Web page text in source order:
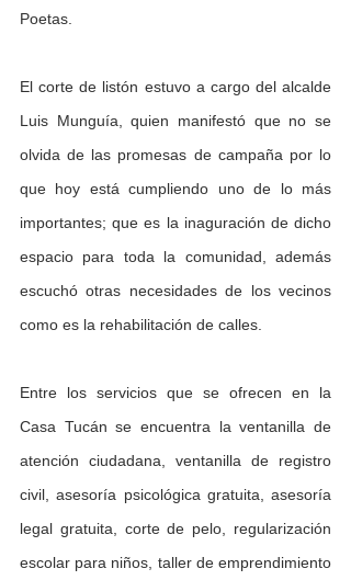
Poetas.
El corte de listón estuvo a cargo del alcalde
Luis Munguía, quien manifestó que no se
olvida de las promesas de campaña por lo
que hoy está cumpliendo uno de lo más
importantes; que es la inaguración de dicho
espacio para toda la comunidad, además
escuchó otras necesidades de los vecinos
como es la rehabilitación de calles.
Entre los servicios que se ofrecen en la
Casa Tucán se encuentra la ventanilla de
atención ciudadana, ventanilla de registro
civil, asesoría psicológica gratuita, asesoría
legal gratuita, corte de pelo, regularización
escolar para niños, taller de emprendimiento